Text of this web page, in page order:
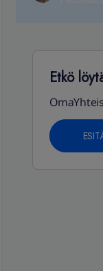
Etkö